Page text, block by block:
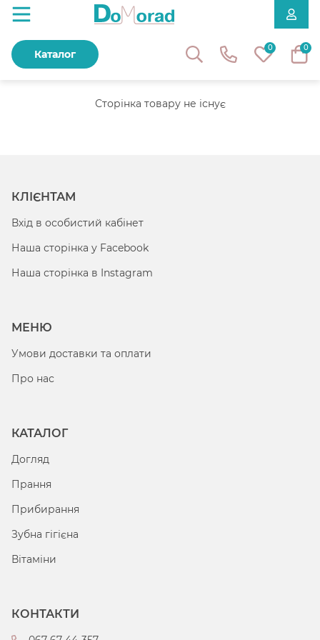
0 0
Каталог
Сторінка товару не існує
КЛІЄНТАМ
Вхід в особистий кабінет
Наша сторінка у Facebook
Наша сторінка в Instagram
МЕНЮ
Умови доставки та оплати
Про нас
КАТАЛОГ
Догляд
Прання
Прибирання
Зубна гігієна
Вітаміни
КОНТАКТИ